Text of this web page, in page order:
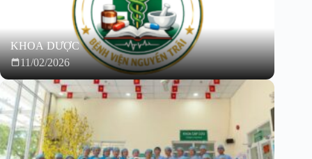
KHOA DƯỢC
11/02/2026